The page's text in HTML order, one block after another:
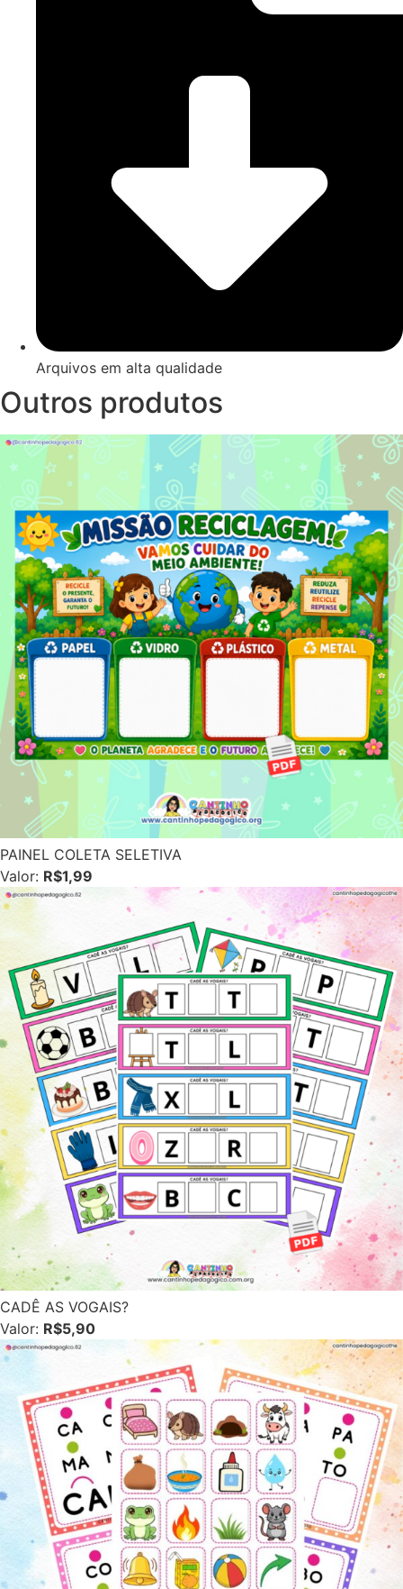
Arquivos em alta qualidade
Outros produtos
PAINEL COLETA SELETIVA
Valor: R$1,99
CADÊ AS VOGAIS?
Valor: R$5,90